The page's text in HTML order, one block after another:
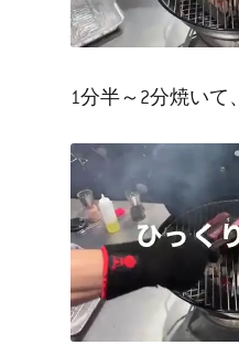
1分半～2分焼いて、